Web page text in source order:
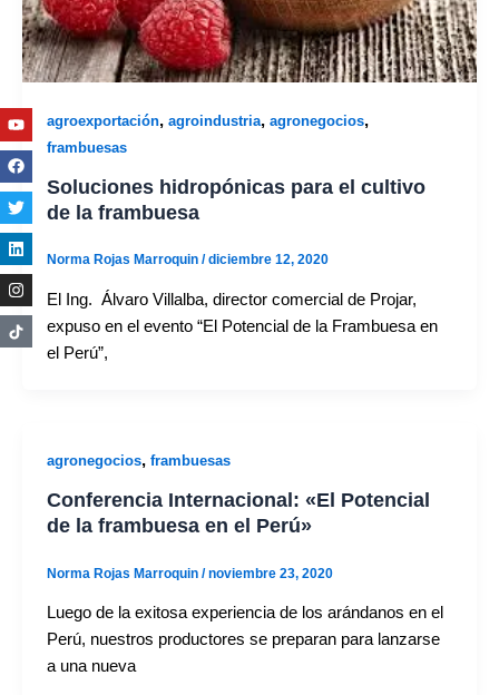
agroexportación, agroindustria, agronegocios,
frambuesas
Soluciones hidropónicas para el cultivo
de la frambuesa
Norma Rojas Marroquin /diciembre 12, 2020
El Ing. Álvaro Villalba, director comercial de Projar,
expuso en el evento “El Potencial de la Frambuesa en
el Perú”,
agronegocios, frambuesas
Conferencia Internacional: «El Potencial
de la frambuesa en el Perú»
Norma Rojas Marroquin /noviembre 23, 2020
Luego de la exitosa experiencia de los arándanos en el
Perú, nuestros productores se preparan para lanzarse
a una nueva
Youtube
Facebook
Twitter
Linkedin
Instagram